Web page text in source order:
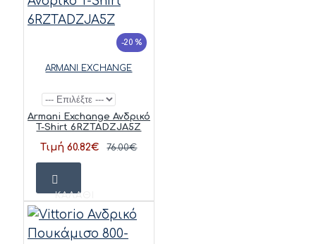
-20 %
ARMANI EXCHANGE
Armani Exchange Ανδρικό
T-Shirt 6RZTADZJA5Z
Τιμή 60.82€ 76.00€
ΚΑΛΆΘΙ